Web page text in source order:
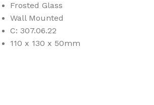
Frosted Glass
Wall Mounted
C: 307.06.22
110 x 130 x 50mm